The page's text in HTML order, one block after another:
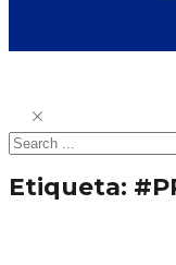
Etiqueta: